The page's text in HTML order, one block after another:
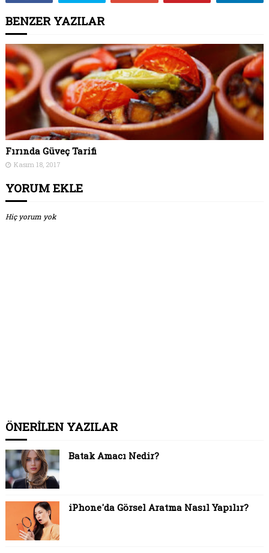
BENZER YAZILAR
Fırında Güveç Tarifi
Kasım 18, 2017
YORUM EKLE
Hiç yorum yok
ÖNERİLEN YAZILAR
Batak Amacı Nedir?
iPhone'da Görsel Aratma Nasıl Yapılır?